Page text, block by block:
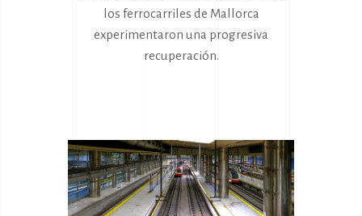
los ferrocarriles de Mallorca
experimentaron una progresiva
recuperación.